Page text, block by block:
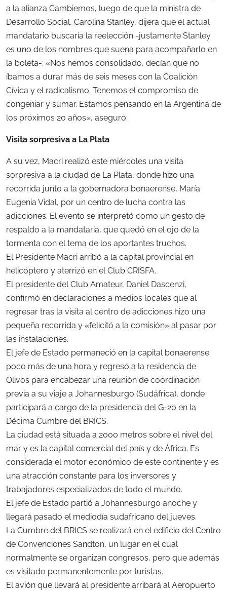
a la alianza Cambiemos, luego de que la ministra de
Desarrollo Social, Carolina Stanley, dijera que el actual
mandatario buscaría la reelección -justamente Stanley
es uno de los nombres que suena para acompañarlo en
la boleta-: «Nos hemos consolidado, decían que no
íbamos a durar más de seis meses con la Coalición
Cívica y el radicalismo. Tenemos el compromiso de
congeniar y sumar. Estamos pensando en la Argentina de
los próximos 20 años», aseguró.
Visita sorpresiva a La Plata
A su vez, Macri realizó este miércoles una visita
sorpresiva a la ciudad de La Plata, donde hizo una
recorrida junto a la gobernadora bonaerense, María
Eugenia Vidal, por un centro de lucha contra las
adicciones. El evento se interpretó como un gesto de
respaldo a la mandataria, que quedó en el ojo de la
tormenta con el tema de los aportantes truchos.
El Presidente Macri arribó a la capital provincial en
helicóptero y aterrizó en el Club CRISFA.
El presidente del Club Amateur, Daniel Dascenzi,
confirmó en declaraciones a medios locales que al
regresar tras la visita al centro de adicciones hizo una
pequeña recorrida y «felicitó a la comisión» al pasar por
las instalaciones.
El jefe de Estado permaneció en la capital bonaerense
poco más de una hora y regresó a la residencia de
Olivos para encabezar una reunión de coordinación
previa a su viaje a Johannesburgo (Sudáfrica), donde
participará a cargo de la presidencia del G-20 en la
Décima Cumbre del BRICS.
La ciudad está situada a 2000 metros sobre el nivel del
mar y es la capital comercial del país y de África. Es
considerada el motor económico de este continente y es
una atracción constante para los inversores y
trabajadores especializados de todo el mundo.
El jefe de Estado partió a Johannesburgo anoche y
llegará pasado el mediodía sudafricano del jueves.
La Cumbre del BRICS se realizará en el edificio del Centro
de Convenciones Sandton, un lugar en el cual
normalmente se organizan congresos, pero que además
es visitado permanentemente por turistas.
El avión que llevará al presidente arribará al Aeropuerto